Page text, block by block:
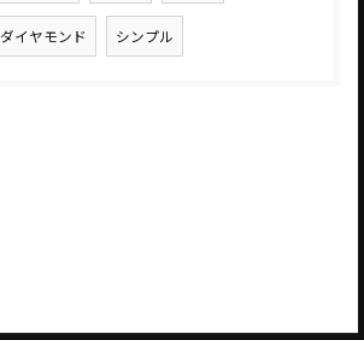
ダイヤモンド シンプル